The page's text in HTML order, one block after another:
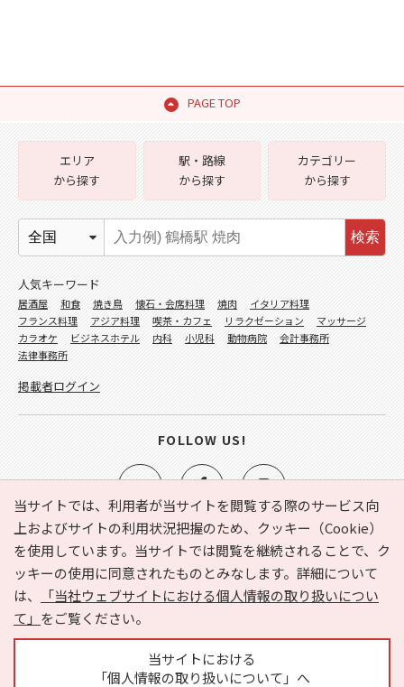
PAGE TOP
当サイトでは、利用者が当サイトを閲覧する際のサービス向
上およびサイトの利用状況把握のため、クッキー（Cookie）
を使用しています。当サイトでは閲覧を継続されることで、ク
ッキーの使用に同意されたものとみなします。詳細について
は、
「当社ウェブサイトにおける個人情報の取り扱いについ
て」 をご覧ください。
当サイトにおける
「個人情報の取り扱いについて」へ
e-NAVITA（イーナビタ）とは？ お気に入り
ヘルプ
利用規約
個人情報の取り扱いについて
運営会社
サイトマップ
広告掲載に関するお問い合わせ
エリア
から探す
駅・路線
から探す
カテゴリー
から探す
検索
人気キーワード
居酒屋 和食 焼き鳥 懐石・会席料理 焼肉
イタリア料理
フランス料理
アジア料理 喫茶・カフェ リラクゼーション
マッサージ
カラオケ
ビジネスホテル 内科 小児科 動物病院
会計事務所
法律事務所
掲載者ログイン
FOLLOW US!